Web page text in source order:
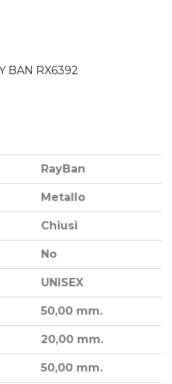
BAN RX6392
RayBan
Metallo
Chiusi
No
UNISEX
50,00 mm.
20,00 mm.
50,00 mm.